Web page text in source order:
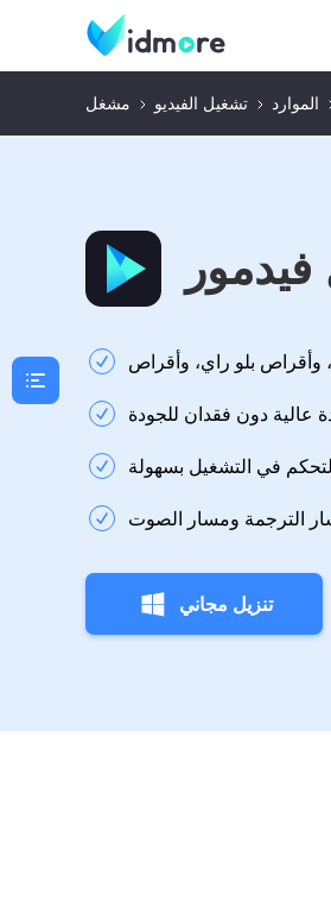
الموارد تشغيل الفيديو
تنزيل مجاني